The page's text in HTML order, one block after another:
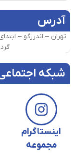
آدرس
تهران – اندرزگو –
شبکه
اینستاگرام
مجموعه